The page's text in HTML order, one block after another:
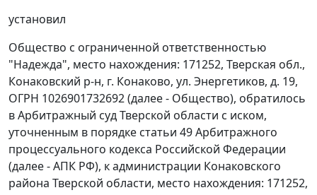
установил
Общество с ограниченной ответственностью
"Надежда", место нахождения: 171252, Тверская обл.,
Конаковский р-н, г. Конаково, ул. Энергетиков, д. 19,
ОГРН 1026901732692 (далее - Общество), обратилось
в Арбитражный суд Тверской области с иском,
уточненным в порядке статьи 49Арбитражного
процессуального кодекса Российской Федерации
(далее - АПК РФ), к администрации Конаковского
района Тверской области, место нахождения: 171252,